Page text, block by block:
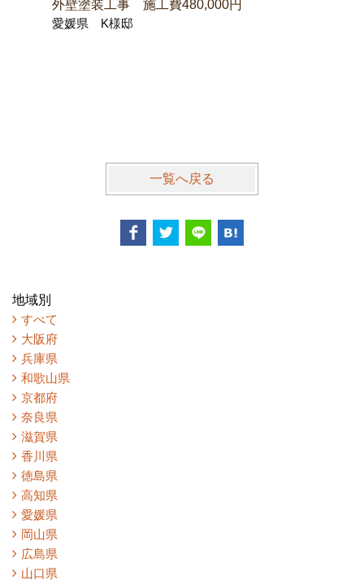
外壁塗装工事 施工費480,000円
愛媛県 K様邸
一覧へ戻る
地域別
すべて
大阪府
兵庫県
和歌山県
京都府
奈良県
滋賀県
香川県
徳島県
高知県
愛媛県
岡山県
広島県
山口県